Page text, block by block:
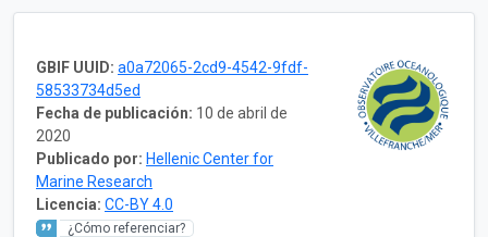
GBIF UUID: a0a72065-2cd9-4542-9fdf-
58533734d5ed
Fecha de publicación: 10 de abril de
2020
Publicado por: Hellenic Center for
Marine Research
Licencia: CC-BY 4.0
¿Cómo referenciar?